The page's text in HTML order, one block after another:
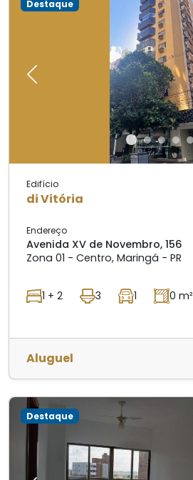
Previous
Destaque
Edifício
di Vitória
Endereço
Avenida XV de Novembro, 156
Zona 01 - Centro, Maringá - PR
1 + 2 3 1 0 m²
Aluguel
Destaque